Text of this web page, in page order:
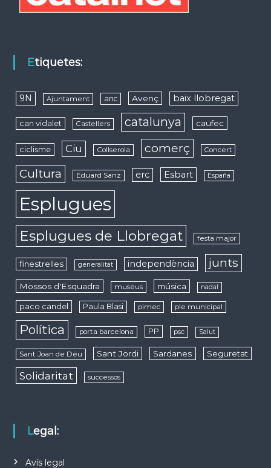
Etiquetes:
9N Ajuntament anc Avenç baix llobregat
can vidalet Castellers catalunya caufec
ciclisme Ciu Collserola comerç Concert
Cultura Eduard Sanz erc Esbart España
Esplugues
Esplugues de Llobregat festa major
finestrelles generalitat independència junts
Mossos d'Esquadra museus música nadal
paco candel Paula Blasi pimec ple municipal
Política porta barcelona PP psc Salut
Sant Joan de Déu Sant Jordi Sardanes Seguretat
Solidaritat successos
Legal:
Avís legal